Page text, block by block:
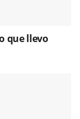
que llevo